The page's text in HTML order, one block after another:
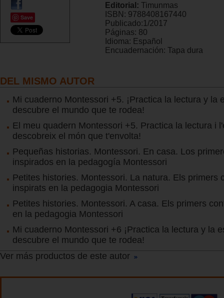
Save
Editorial: Timunmas
ISBN: 9788408167440
Publicado:1/2017
Páginas: 80
Idioma: Español
Encuadernación: Tapa dura
DEL MISMO AUTOR
Mi cuaderno Montessori +5. ¡Practica la lectura y la
descubre el mundo que te rodea!
El meu quadern Montessori +5. Practica la lectura i
descobreix el món que t'envolta!
Pequeñas historias. Montessori. En casa. Los
inspirados en la pedagogía Montessori
Petites histories. Montessori. La natura. Els primers
inspirats en la pedagogia Montessori
Petites histories. Montessori. A casa. Els primers
en la pedagogia Montessori
Mi cuaderno Montessori +6 ¡Practica la lectura y la
descubre el mundo que te rodea!
Ver más productos de este autor